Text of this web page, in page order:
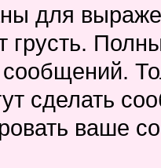
для
грусть.
сделать
ваше